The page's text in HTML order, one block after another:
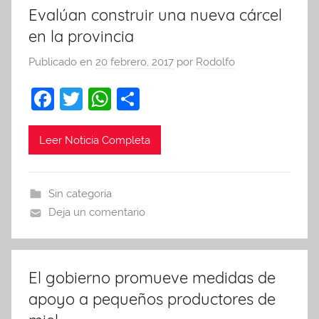
Evalúan construir una nueva cárcel
en la provincia
Publicado en 20 febrero, 2017 por Rodolfo
F
a
c
b
o
o
k
T
w
itt
W
h
at
A
p
p
o
m
tir
Leer Noticia Completa
Sin categoría
Deja un comentario
El gobierno promueve medidas de
apoyo a pequeños productores de